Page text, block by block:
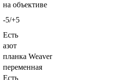
на объективе
-5/+5
Есть
азот
планка Weaver
переменная
Есть